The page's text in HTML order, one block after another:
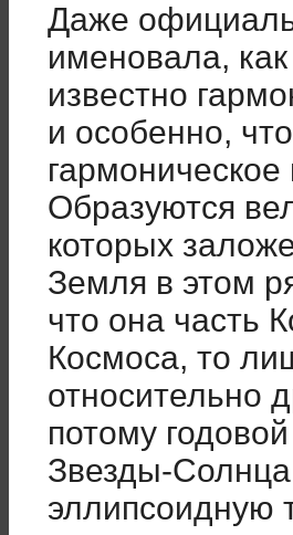
Даже
именовала,
известно
и особенно,
Образуются
которых
Земля в этом
что она часть
Космоса, то
относительно
потому
Звезды-Солнца
эллипсоидную